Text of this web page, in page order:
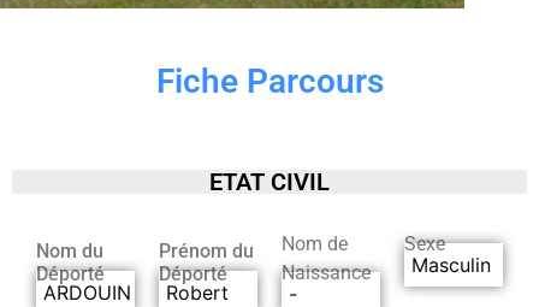
Fiche Parcours
ETAT CIVIL
Nom du
Déporté
ARDOUIN
Prénom du
Déporté
Robert
Nom de
Naissance
-
Sexe
Masculin